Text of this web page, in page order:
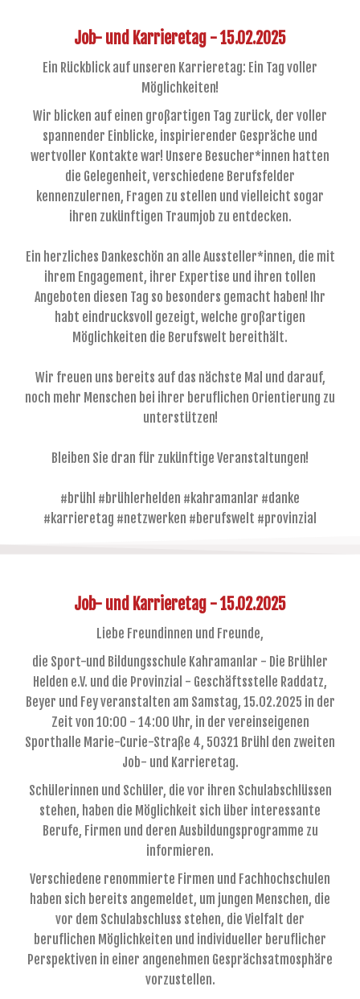
Job- und Karrieretag - 15.02.2025
Ein Rückblick auf unseren Karrieretag: Ein Tag voller
Möglichkeiten!
Wir blicken auf einen großartigen Tag zurück, der voller
spannender Einblicke, inspirierender Gespräche und
wertvoller Kontakte war! Unsere Besucher*innen hatten
die Gelegenheit, verschiedene Berufsfelder
kennenzulernen, Fragen zu stellen und vielleicht sogar
ihren zukünftigen Traumjob zu entdecken.
Ein herzliches Dankeschön an alle Aussteller*innen, die mit
ihrem Engagement, ihrer Expertise und ihren tollen
Angeboten diesen Tag so besonders gemacht haben! Ihr
habt eindrucksvoll gezeigt, welche großartigen
Möglichkeiten die Berufswelt bereithält.
Wir freuen uns bereits auf das nächste Mal und darauf,
noch mehr Menschen bei ihrer beruflichen Orientierung zu
unterstützen!
Bleiben Sie dran für zukünftige Veranstaltungen!
#brühl #brühlerhelden #kahramanlar #danke
#karrieretag #netzwerken #berufswelt #provinzial
Job- und Karrieretag - 15.02.2025
Liebe Freundinnen und Freunde,
die Sport-und Bildungsschule Kahramanlar - Die Brühler
Helden e.V. und die Provinzial - Geschäftsstelle Raddatz,
Beyer und Fey veranstalten am Samstag, 15.02.2025 in der
Zeit von 10:00 - 14:00 Uhr, in der vereinseigenen
Sporthalle Marie-Curie-Straße 4, 50321 Brühl den zweiten
Job- und Karrieretag.
Schülerinnen und Schüler, die vor ihren Schulabschlüssen
stehen, haben die Möglichkeit sich über interessante
Berufe, Firmen und deren Ausbildungsprogramme zu
informieren.
Verschiedene renommierte Firmen und Fachhochschulen
haben sich bereits angemeldet, um jungen Menschen, die
vor dem Schulabschluss stehen, die Vielfalt der
beruflichen Möglichkeiten und individueller beruflicher
Perspektiven in einer angenehmen Gesprächsatmosphäre
vorzustellen.